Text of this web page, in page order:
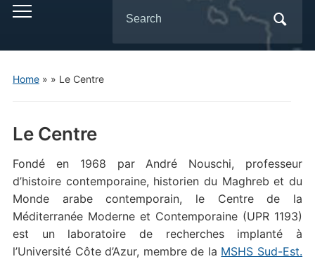
for:
Home» » Le Centre
Le Centre
Fondé en 1968 par André Nouschi, professeur
d’histoire contemporaine, historien du Maghreb et du
Monde arabe contemporain, le Centre de la
Méditerranée Moderne et Contemporaine (UPR 1193)
est un laboratoire de recherches implanté à
l’Université Côte d’Azur, membre de la MSHS Sud-Est.